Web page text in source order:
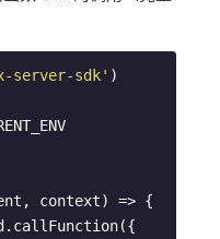
server-sdk' )
context) => {